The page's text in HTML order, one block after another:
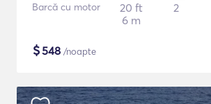
Barcă cu motor
20 ft
6 m
2
$548 /noapte